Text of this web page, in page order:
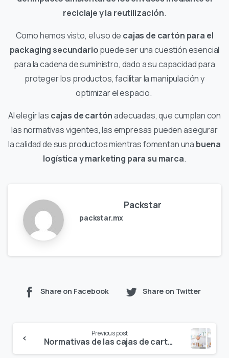
reciclaje y la reutilización.
Como hemos visto, el uso de cajas de cartón para el
packaging secundariopuede ser una cuestión esencial
para la cadena de suministro, dado a su capacidad para
proteger los productos, facilitar la manipulación y
optimizar el espacio.
Al elegir las cajas de cartónadecuadas, que cumplan con
las normativas vigentes, las empresas puedenasegurar
la calidad de sus productos mientras fomentan una buena
logística y marketing para su marca.
Packstar
packstar.mx
Share on Facebook Share on Twitter
Reading
Previous post
Normativas de las cajas de cartón para el sector farmacéutico